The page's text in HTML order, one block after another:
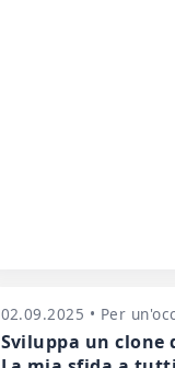
02.09.2025 • Per
Sviluppa un clone